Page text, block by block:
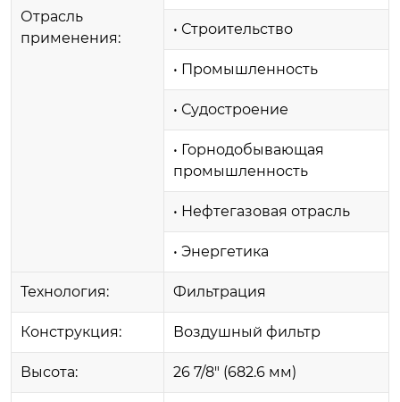
Отрасль
применения:
• Строительство
• Промышленность
• Судостроение
• Горнодобывающая
промышленность
• Нефтегазовая отрасль
• Энергетика
Технология: Фильтрация
Конструкция: Воздушный фильтр
Высота: 26 7/8" (682.6 мм)